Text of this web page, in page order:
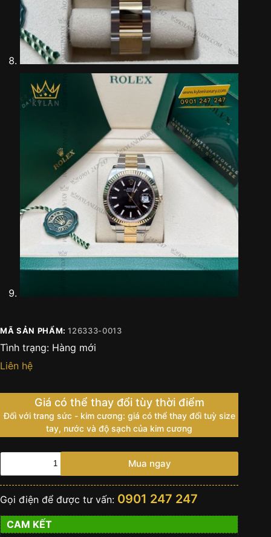
MÃ SẢN PHẨM:126333-0013
Tình trạng: Hàng mới
Liên hệ
Giá có thể thay đổi tùy thời điểm
Đối với trang sức - kim cương: giá có thể thay đổi tuỳ size
tay, nước và độ sạch của kim cương
Đồng
Rolex
41
mặt
đen
Mua ngay
Gọi điện để được tư vấn: 0901 247 247
CAM KẾT